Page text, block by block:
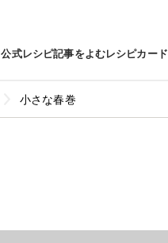
公式レシピ記事をよむレシピカード
小さな春巻